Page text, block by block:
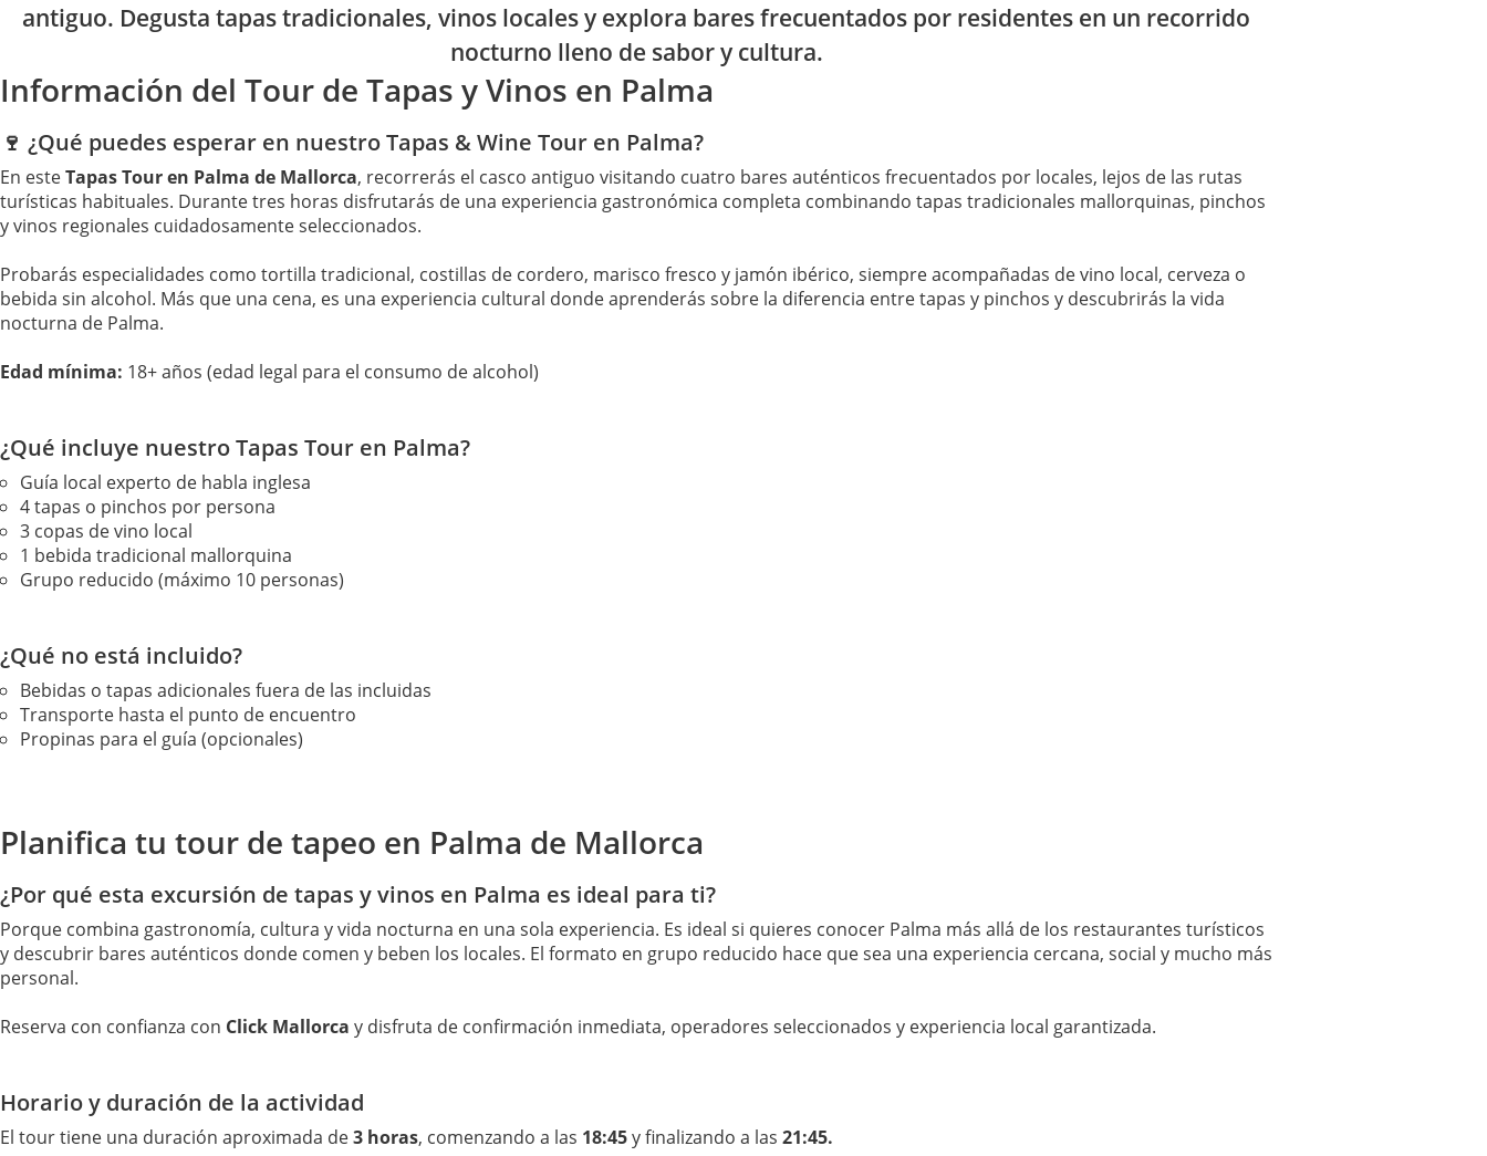
antiguo. Degusta tapas tradicionales, vinos locales y explora bares frecuentados por residentes en un recorrido
nocturno lleno de sabor y cultura.
Información del Tour de Tapas y Vinos en Palma
🍷 ¿Qué puedes esperar en nuestro Tapas & Wine Tour en Palma?
En esteTapas Tour en Palma de Mallorca, recorrerás el casco antiguo visitando cuatro bares auténticos frecuentados por locales, lejos de las rutas
turísticas habituales. Durante tres horas disfrutarás de una experiencia gastronómica completa combinando tapas tradicionales mallorquinas, pinchos
y vinos regionales cuidadosamente seleccionados.
Probarás especialidades como tortilla tradicional, costillas de cordero, marisco fresco y jamón ibérico, siempre acompañadas de vino local, cerveza o
bebida sin alcohol. Más que una cena, es una experiencia cultural donde aprenderás sobre la diferencia entre tapas y pinchos y descubrirás la vida
nocturna de Palma.
Edad mínima: 18+ años (edad legal para el consumo de alcohol)
¿Qué incluye nuestro Tapas Tour en Palma?
Guía local experto de habla inglesa
4 tapas o pinchos por persona
3 copas de vino local
1 bebida tradicional mallorquina
Grupo reducido (máximo 10 personas)
¿Qué no está incluido?
Bebidas o tapas adicionales fuera de las incluidas
Transporte hasta el punto de encuentro
Propinas para el guía (opcionales)
Planifica tu tour de tapeo en Palma de Mallorca
¿Por qué esta excursión de tapas y vinos en Palma es ideal para ti?
Porque combina gastronomía, cultura y vida nocturna en una sola experiencia. Es ideal si quieres conocer Palma más allá de los restaurantes turísticos
y descubrir bares auténticos donde comen y beben los locales. El formato en grupo reducido hace que sea una experiencia cercana, social y mucho más
personal.
Reserva con confianza con Click Mallorca y disfruta de confirmación inmediata, operadores seleccionados y experiencia local garantizada.
Horario y duración de la actividad
El tour tiene una duración aproximada de3 horas, comenzando a las 18:45y finalizando a las 21:45.